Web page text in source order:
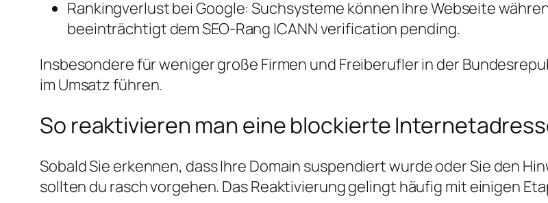
Rankingverlust bei Google: Suchsysteme können Ihre Webseite
beeinträchtigt dem SEO-Rang ICANN verification pending.
Insbesondere für weniger große Firmen und Freiberufler in der
im Umsatz führen.
So reaktivieren man eine blockierte
Sobald Sie erkennen, dass Ihre Domain suspendiert wurde oder Sie den
sollten du rasch vorgehen. Das Reaktivierung gelingt häufig mit einigen